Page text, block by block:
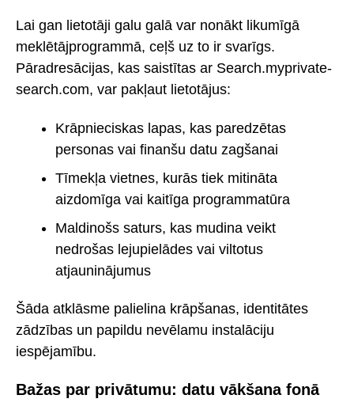
Lai gan lietotāji galu galā var nonākt likumīgā
meklētājprogrammā, ceļš uz to ir svarīgs.
Pāradresācijas, kas saistītas ar Search.myprivate-
search.com, var pakļaut lietotājus:
Krāpnieciskas lapas, kas paredzētas
personas vai finanšu datu zagšanai
Tīmekļa vietnes, kurās tiek mitināta
aizdomīga vai kaitīga programmatūra
Maldinošs saturs, kas mudina veikt
nedrošas lejupielādes vai viltotus
atjauninājumus
Šāda atklāsme palielina krāpšanas, identitātes
zādzības un papildu nevēlamu instalāciju
iespējamību.
Bažas par privātumu: datu vākšana fonā